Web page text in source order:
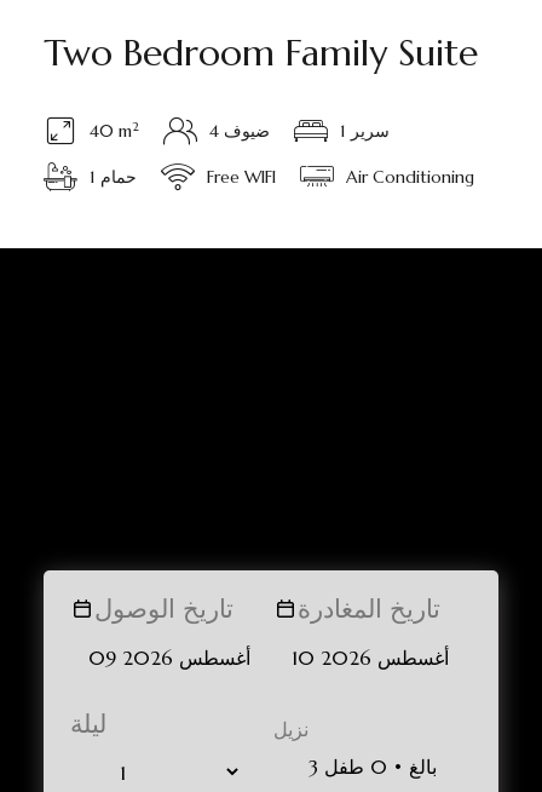
Two Bedroom Family Suite
40 m2 4 ضيوف 1 سرير
1 حمام Free WIFI Air Conditioning
تاريخ الوصول تاريخ المغادرة
ليلة
نزيل
3 بالغ • 0 طفل